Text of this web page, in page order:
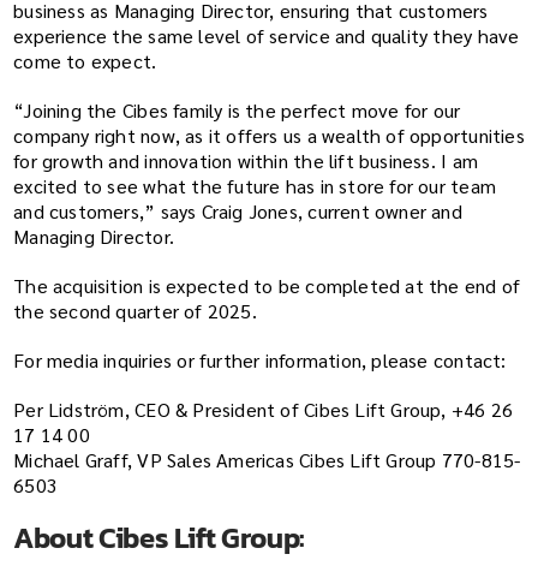
business as Managing Director, ensuring that customers
experience the same level of service and quality they have
come to expect.
“Joining the Cibes family is the perfect move for our
company right now, as it offers us a wealth of opportunities
for growth and innovation within the lift business. I am
excited to see what the future has in store for our team
and customers,” says Craig Jones, current owner and
Managing Director.
The acquisition is expected to be completed at the end of
the second quarter of 2025.
For media inquiries or further information, please contact:
Per Lidström, CEO & President of Cibes Lift Group, +46 26
17 14 00
Michael Graff, VP Sales Americas Cibes Lift Group 770-815-
6503
About Cibes Lift Group: